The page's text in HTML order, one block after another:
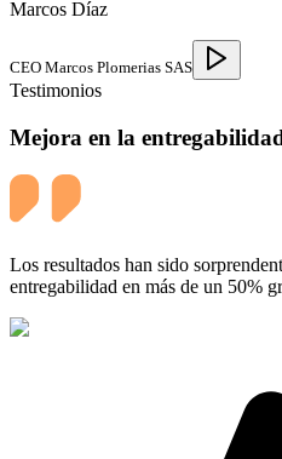
Marcos Díaz
CEO Marcos Plomerias SAS
Testimonios
Mejora en la
Los resultados han sido
entregabilidad en más de un 50%